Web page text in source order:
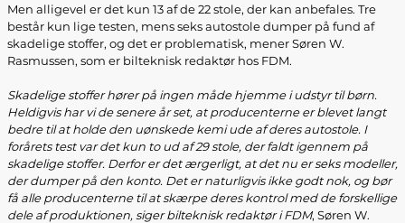
Men alligevel er det kun 13 af de 22 stole, der kan anbefales. Tre
består kun lige testen, mens seks autostole dumper på fund af
skadelige stoffer, og det er problematisk, mener Søren W.
Rasmussen, som er bilteknisk redaktør hos FDM.
Skadelige stoffer hører på ingen måde hjemme i udstyr til børn.
Heldigvis har vi de senere år set, at producenterne er blevet langt
bedre til at holde den uønskede kemi ude af deres autostole. I
forårets test var det kun to ud af 29 stole, der faldt igennem på
skadelige stoffer. Derfor er det ærgerligt, at det nu er seks modeller,
der dumper på den konto. Det er naturligvis ikke godt nok, og bør
få alle producenterne til at skærpe deres kontrol med de forskellige
dele af produktionen, siger bilteknisk redaktør i FDM, Søren W.